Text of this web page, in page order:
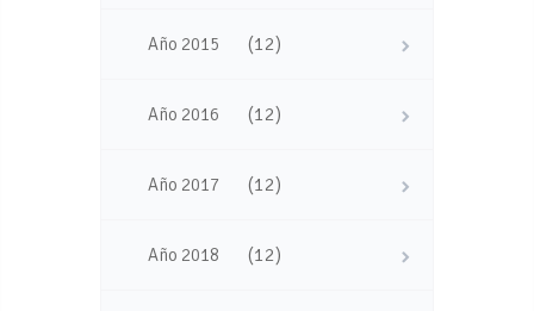
Año 2015 (12)
Año 2016 (12)
Año 2017 (12)
Año 2018 (12)